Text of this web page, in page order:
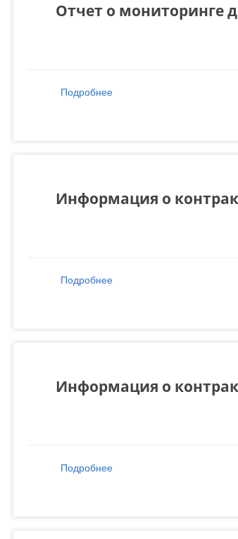
Отчет о мониторинге
Подробнее
Информация о
Подробнее
Информация о
Подробнее